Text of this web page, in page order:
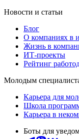
Новости и статьи
Блог
О компаниях в
Жизнь в
ИТ-проекты
Рейтинг
Молодым
Карьера для
Школа
Карьера в
Боты для